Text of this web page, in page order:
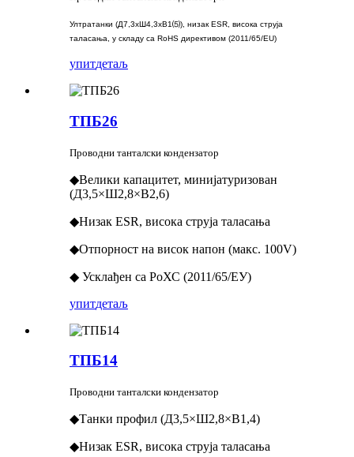
Ултратанки (Д7,3xШ4,3xВ1⑸), низак ESR, висока струја
таласања, у складу са RoHS директивом (2011/65/EU)
упитдетаљ
ТПБ26
Проводни танталски кондензатор
◆Велики капацитет, минијатуризован
(Д3,5×Ш2,8×В2,6)
◆Низак ESR, висока струја таласања
◆Отпорност на висок напон (макс. 100V)
◆ Усклађен са РоХС (2011/65/ЕУ)
упитдетаљ
ТПБ14
Проводни танталски кондензатор
◆Танки профил (Д3,5×Ш2,8×В1,4)
◆Низак ESR, висока струја таласања